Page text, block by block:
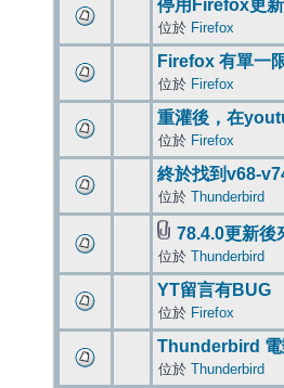
停用Firefox更新
位於 Firefox
Firefox 有單一
位於 Firefox
重灌後，在
位於 Firefox
終於找到v68-
位於 Thunderbird
78.4.0更新後
位於 Thunderbird
YT留言有BUG
位於 Firefox
Thunderbird 電
位於 Thunderbird